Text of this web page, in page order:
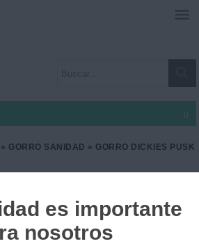
0
» GORRO SANIDAD » GORRO DICKIES PUSK
GORRO DICKIES PUSK
QUIROFANO EST. UNISEX
Ref. TR-DK501_PUSK